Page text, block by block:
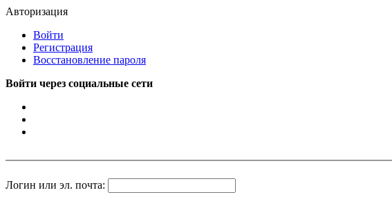
Авторизация
Войти
Регистрация
Восстановление пароля
Войти через социальные сети
Логин или эл. почта: